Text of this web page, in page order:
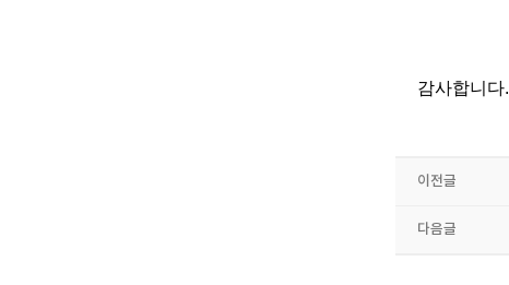
감사합니다.
이전글
다음글